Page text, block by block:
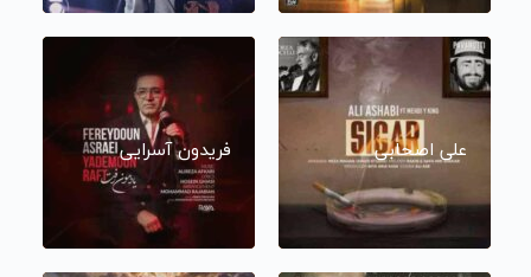
علی اصحابی فریدون آسرایی